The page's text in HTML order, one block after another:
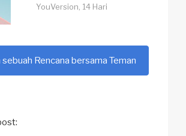
YouVersion, 14 Hari
sebuah Rencana bersama Teman